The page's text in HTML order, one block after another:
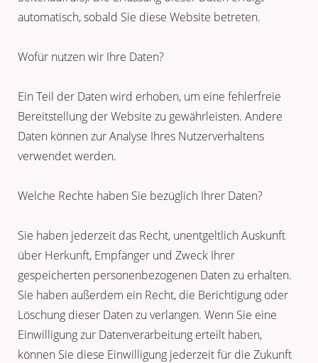
automatisch, sobald Sie diese Website betreten.
Wofür nutzen wir Ihre Daten?
Ein Teil der Daten wird erhoben, um eine fehlerfreie
Bereitstellung der Website zu gewährleisten. Andere
Daten können zur Analyse Ihres Nutzerverhaltens
verwendet werden.
Welche Rechte haben Sie bezüglich Ihrer Daten?
Sie haben jederzeit das Recht, unentgeltlich Auskunft
über Herkunft, Empfänger und Zweck Ihrer
gespeicherten personenbezogenen Daten zu erhalten.
Sie haben außerdem ein Recht, die Berichtigung oder
Löschung dieser Daten zu verlangen. Wenn Sie eine
Einwilligung zur Datenverarbeitung erteilt haben,
können Sie diese Einwilligung jederzeit für die Zukunft